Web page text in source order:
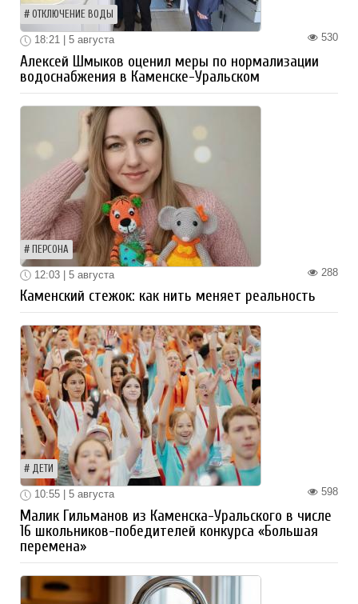
ОТКЛЮЧЕНИЕ ВОДЫ
530
18:21 | 5 августа
Алексей Шмыков оценил меры по нормализации
водоснабжения в Каменске-Уральском
ПЕРСОНА
288
12:03 | 5 августа
Каменский стежок: как нить меняет реальность
ДЕТИ
598
10:55 | 5 августа
Малик Гильманов из Каменска-Уральского в числе
16 школьников-победителей конкурса «Большая
перемена»